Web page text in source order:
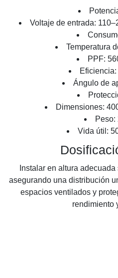
Voltaje de entrada:
Temperatura
PPF:
Ángulo de
Dimensiones:
Peso:
Vida útil:
Instalar en altura
asegurando una distribución
espacios ventilados y
rendimiento